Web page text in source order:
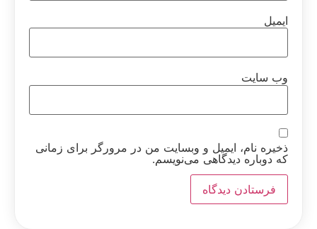
ایمیل
وب‌ سایت
ذخیره نام، ایمیل و وبسایت من در مرورگر برای زمانی
که دوباره دیدگاهی می‌نویسم.